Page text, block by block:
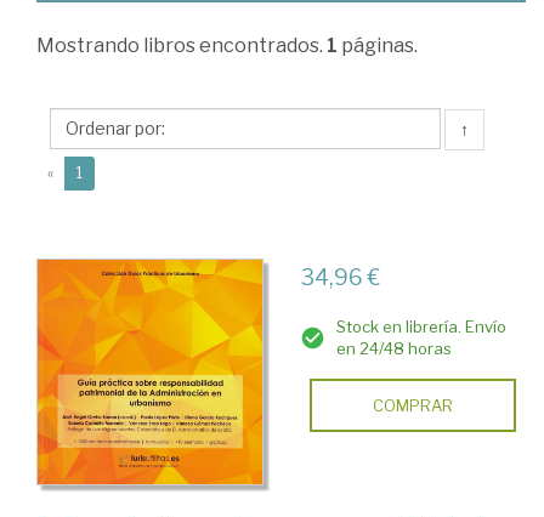
Oreiro
José
Ángel
Mostrando libros encontrados. 1 páginas.
↑
« 1
34,96 €
Stock en librería. Envío
en 24/48 horas
COMPRAR